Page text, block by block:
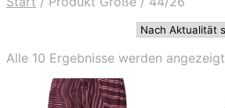
Alle 10 Ergebnisse werden angezeigt